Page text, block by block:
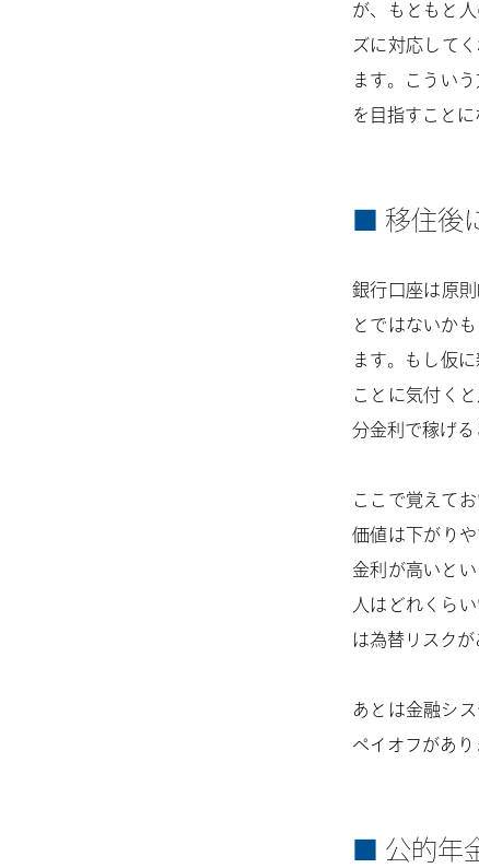
が、もともと
ズに対応して
ます。こうい
を目指すことに
移住後
銀行口座は原
とではないか
ます。もし仮
ことに気付く
分金利で稼げる
ここで覚えて
価値は下がり
金利が高いと
人はどれくら
は為替リスクが
あとは金融シ
ペイオフがあり
公的年